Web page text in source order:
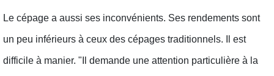
Le cépage a aussi ses inconvénients. Ses rendements sont
un peu inférieurs à ceux des cépages traditionnels. Il est
difficile à manier. "Il demande une attention particulière à la